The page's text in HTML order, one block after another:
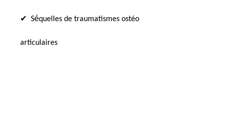
✔ Séquelles de traumatismes ostéo
articulaires